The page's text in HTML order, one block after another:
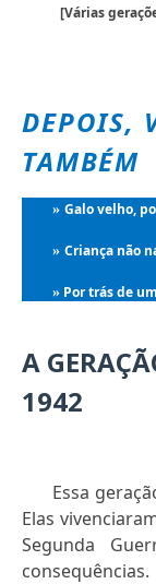
[Várias
DEPOIS,
TAMBÉM
» Galo velho,
» Criança não
» Por trás de
A
1942
Essa
Elas
Segunda
consequências.